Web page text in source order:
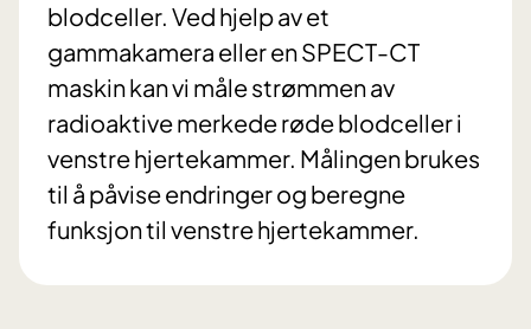
blodceller. Ved hjelp av et
gammakamera eller en SPECT-CT
maskin kan vi måle strømmen av
radioaktive merkede røde blodceller i
venstre hjertekammer. Målingen brukes
til å påvise endringer og beregne
funksjon til venstre hjertekammer.